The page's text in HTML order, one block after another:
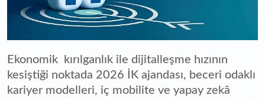
Ekonomik kırılganlık ile dijitalleşme hızının
kesiştiği noktada 2026 İK ajandası, beceri odaklı
kariyer modelleri, iç mobilite ve yapay zekâ